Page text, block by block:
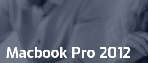
Macbook Pro 2012